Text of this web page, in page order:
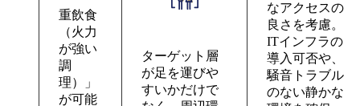
重飲食
（火力
が強い
調
理）」
が可能
ターゲット層
が足を運びや
すいかだけで
なアクセスの
良さを考慮。
ITインフラの
導入可否や、
騒音トラブル
のない静かな